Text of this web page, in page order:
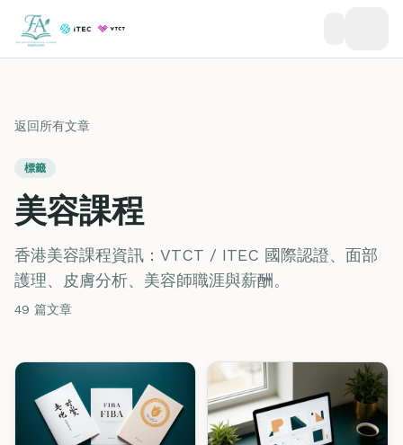
返回所有文章
標籤
美容課程
香港美容課程資訊：VTCT / ITEC 國際認證、面部
護理、皮膚分析、美容師職涯與薪酬。
49 篇文章